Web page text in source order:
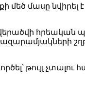
մասը նվիրել է
հրեական
թույլ